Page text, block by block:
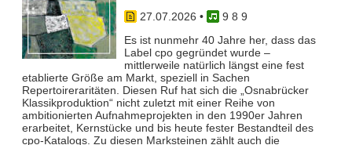
27.07.2026 •
9 8 9
Es ist nunmehr 40 Jahre her, dass das
Label cpo gegründet wurde –
mittlerweile natürlich längst eine fest
etablierte Größe am Markt, speziell in Sachen
Repertoireraritäten. Diesen Ruf hat sich die „Osnabrücker
Klassikproduktion“ nicht zuletzt mit einer Reihe von
ambitionierten Aufnahmeprojekten in den 1990er Jahren
erarbeitet, Kernstücke und bis heute fester Bestandteil des
cpo-Katalogs. Zu diesen Marksteinen zählt auch die